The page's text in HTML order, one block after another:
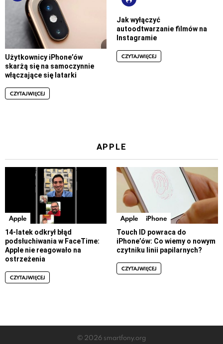
Użytkownicy iPhone’ów
skarżą się na samoczynnie
włączające się latarki
CZYTAJ WIĘCEJ
Jak wyłączyć
autoodtwarzanie filmów na
Instagramie
CZYTAJ WIĘCEJ
APPLE
Apple
14-latek odkrył błąd
podsłuchiwania w FaceTime:
Apple nie reagowało na
ostrzeżenia
CZYTAJ WIĘCEJ
Apple iPhone
Touch ID powraca do
iPhone’ów: Co wiemy o nowym
czytniku linii papilarnych?
CZYTAJ WIĘCEJ
© 2026 smartfony.org